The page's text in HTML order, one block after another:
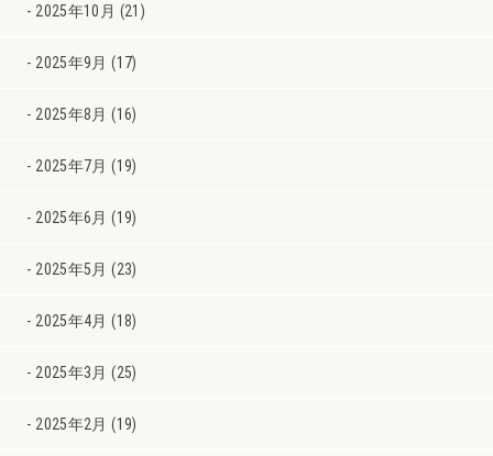
2025年10月 (21)
2025年9月 (17)
2025年8月 (16)
2025年7月 (19)
2025年6月 (19)
2025年5月 (23)
2025年4月 (18)
2025年3月 (25)
2025年2月 (19)